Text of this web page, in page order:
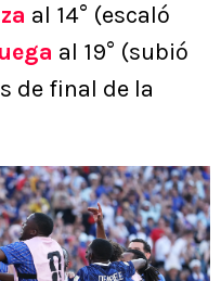
al 14° (escaló
al 19° (subió
de final de la